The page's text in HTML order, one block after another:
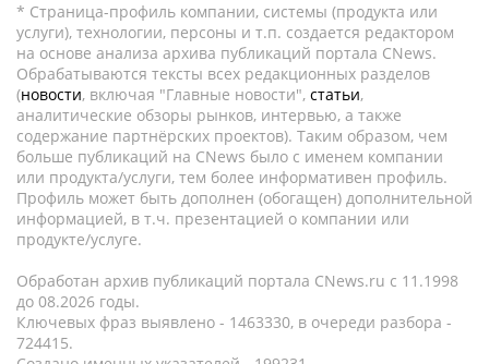
* Страница-профиль компании, системы (продукта или
услуги), технологии, персоны и т.п. создается редактором
на основе анализа архива публикаций портала CNews.
Обрабатываются тексты всех редакционных разделов
(новости, включая "Главные новости", статьи,
аналитические обзоры рынков, интервью, а также
содержание партнёрских проектов). Таким образом, чем
больше публикаций на CNews было с именем компании
или продукта/услуги, тем более информативен профиль.
Профиль может быть дополнен (обогащен) дополнительной
информацией, в т.ч. презентацией о компании или
продукте/услуге.
Обработан архив публикаций портала CNews.ru c 11.1998
до 08.2026 годы.
Ключевых фраз выявлено - 1463330, в очереди разбора -
724415.